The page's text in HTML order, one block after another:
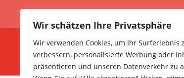
Wir schätzen Ihre Privatsphäre
Wir verwenden Cookies, um Ihr Surferlebnis
verbessern, personalisierte Werbung oder
präsentieren und unseren Datenverkehr zu